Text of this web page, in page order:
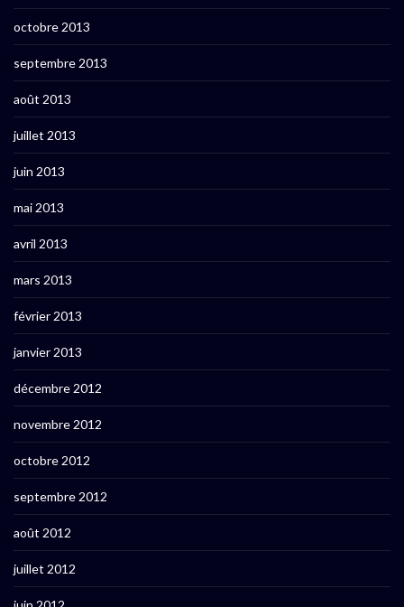
octobre 2013
septembre 2013
août 2013
juillet 2013
juin 2013
mai 2013
avril 2013
mars 2013
février 2013
janvier 2013
décembre 2012
novembre 2012
octobre 2012
septembre 2012
août 2012
juillet 2012